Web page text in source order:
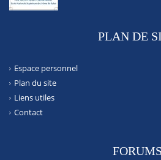
PLAN DE
Espace personnel
Plan du site
Liens utiles
Contact
FORUMS